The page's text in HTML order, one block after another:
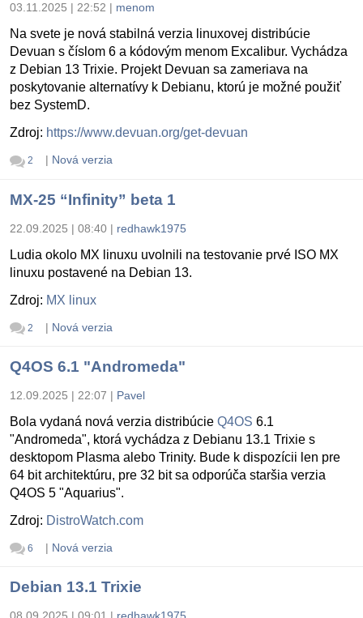
03.11.2025 | 22:52 | menom
Na svete je nová stabilná verzia linuxovej distribúcie
Devuan s číslom 6 a kódovým menom Excalibur. Vychádza
z Debian 13 Trixie. Projekt Devuan sa zameriava na
poskytovanie alternatívy k Debianu, ktorú je možné použiť
bez SystemD.
Zdroj: https://www.devuan.org/get-devuan
2 | Nová verzia
MX-25 “Infinity” beta 1
22.09.2025 | 08:40 | redhawk1975
Ludia okolo MX linuxu uvolnili na testovanie prvé ISO MX
linuxu postavené na Debian 13.
Zdroj: MX linux
2 | Nová verzia
Q4OS 6.1 "Andromeda"
12.09.2025 | 22:07 | Pavel
Bola vydaná nová verzia distribúcie Q4OS 6.1
"Andromeda", ktorá vychádza z Debianu 13.1 Trixie s
desktopom Plasma alebo Trinity. Bude k dispozícii len pre
64 bit architektúru, pre 32 bit sa odporúča staršia verzia
Q4OS 5 "Aquarius".
Zdroj: DistroWatch.com
6 | Nová verzia
Debian 13.1 Trixie